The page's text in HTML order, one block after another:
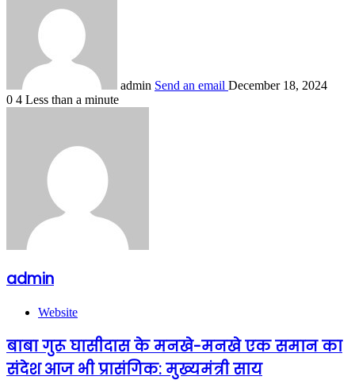
admin Send an email December 18, 2024
0 4 Less than a minute
admin
Website
बाबा गुरू घासीदास के मनखे-मनखे एक समान का
संदेश आज भी प्रासंगिक: मुख्यमंत्री साय